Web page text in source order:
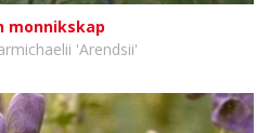
monnikskap
'Arendsii'